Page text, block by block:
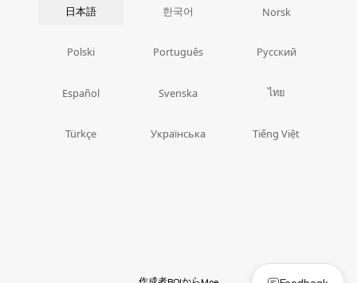
日本語 한국어 Norsk
Polski Português Русский
Español Svenska ไทย
Türkçe Українська Tiếng Việt